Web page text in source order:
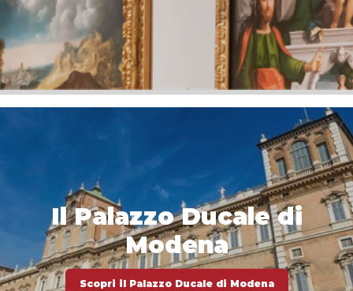
Il Palazzo Ducale di
Modena
Scopri il Palazzo Ducale di Modena